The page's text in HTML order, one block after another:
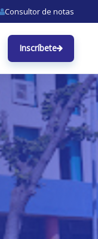
Consultor de notas
Inscríbete